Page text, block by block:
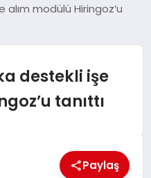
modülü Hiringoz’u
destekli işe
tanıttı
Paylaş